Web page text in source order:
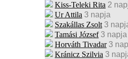
Kiss-Teleki Rita 2
Ur Attila 3 napja
Szakállas Zsolt 3
Tamási József 3 napja
Horváth Tivadar 3
Kránicz Szilvia 3